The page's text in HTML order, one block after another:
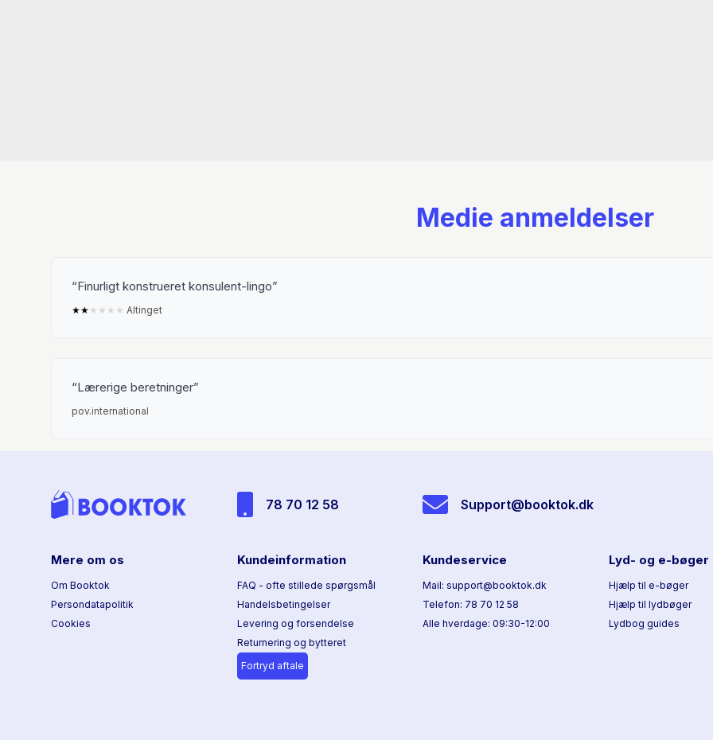
Kapitel 5. Stedbaseret
Kapitel 9. Systemisk
utryghed som case Af
Kapitel 10. Syv vilde
kommune Af Martin
Trine Kiil Naldal
Avedøre til Teluk Pang
Medie anmeldelser
Finurligt konstrueret konsulent-lingo
★★ ★ ★ ★ ★ Altinget
Lærerige beretninger
pov.international
78 70 12 58 Support@booktok.dk
Mere om os
Om Booktok
Persondatapolitik
Cookies
Kundeinformation
FAQ - ofte stillede spørgsmål
Handelsbetingelser
Levering og forsendelse
Returnering og bytteret
Fortryd aftale
Kundeservice
Mail: support@booktok.dk
Telefon: 78 70 12 58
Alle hverdage: 09:30-12:00
Lyd- og e-bøger
Hjælp til e-bøger
Hjælp til lydbøger
Lydbog guides